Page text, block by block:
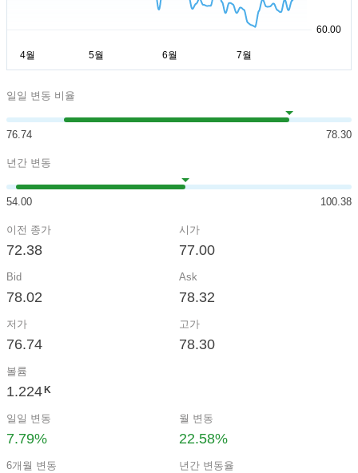
일일 변동 비율
76.74 78.30
년간 변동
54.00 100.38
이전 종가
72.38
시가
77.00
Bid
78.02
Ask
78.32
저가
76.74
고가
78.30
볼륨
1.224 K
일일 변동
7.79%
월 변동
22.58%
6개월 변동 년간 변동율